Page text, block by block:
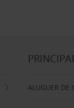
ALUGUER DE